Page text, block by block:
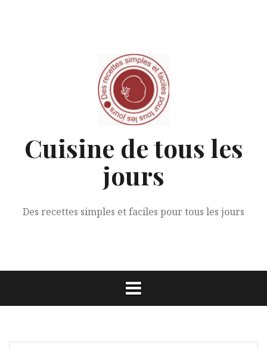
Cuisine de tous les
jours
Des recettes simples et faciles pour tous les jours